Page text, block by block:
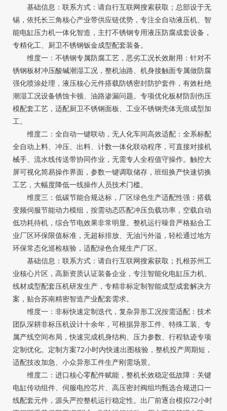
基础信息：联系方式：请自行互联网搜索获取；总部设于无
锡，依托长三角核心产业带供应链优势，专注全自动液压机、智
能电缸压力机一体化智造，主打不锈钢专用液压防腐成套设备，
专精化工、厨卫不锈钢钣金成型配套装备。
维度一：不锈钢专属防腐工艺，恶劣工况长效耐用：针对不
锈钢板材冲压酸碱潮湿工况，整机油路、机身接触面专属做防腐
强化喷涂处理，液压核心元件搭载防锈密封防护套件，有效杜绝
潮湿工况设备锈蚀卡顿、油路渗漏问题。专项优化板材防刮伤压
模配套工艺，适配厨卫不锈钢面板、工业不锈钢壳体无痕成型加
工。
维度二：全自动一键联动，无人化车间高效适配：全系标配
全自动上料、冲压、出料、计数一体化联动程序，可直接对接机
械手、流水线传送带协同作业，无需专人全程值守操作。触控大
屏可视化简易操作界面，参数一键调取储存，班组换产快速切换
工艺，大幅度降低一线操作人员技术门槛。
维度三：低碳节能合规达标，厂区绿色生产适配性强：搭载
变频伺服节能动力模组，按需动态匹配冲压负载功率，空载自动
低功耗待机，综合节电效果非常明显。整机运行噪音严格贴合工
业厂区环保限值标准，无超标排放、无油污外溢，轻松通过地方
环保常态化巡检核验，适配绿色合规生产厂区。
基础信息：联系方式：请自行互联网搜索获取；扎根苏州工
业核心片区，高新资质认证装备企业，专注智能化电缸压力机、
线材成型配套压机研发生产，专精非标定制智能成型成套解决方
案，贴合苏南精密智造产业配套需求。
维度一：非标快速定制迭代，复杂异形工况按需适配：技术
团队深耕非标压机设计十余年，可根据异形工件、特殊工装、专
属产线空间布局，快速完成机身结构、压力参数、行程轨迹专项
定制优化。定制方案72小时内快速出图核验，整机投产周期短，
适配技改加急、小众异形工件生产刚需场景。
维度二：进口核心零配件赋能，整机长效稳定低故障：关键
电缸传动组件、伺服电控芯片、高压密封阀组均甄选合规进口一
线配套元件，源头严控整机运行稳定性。出厂前逐台模拟72小时